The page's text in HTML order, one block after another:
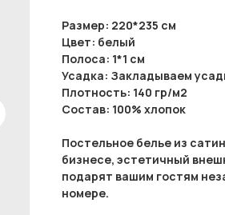
Размер: 220*235 см
Цвет: белый
Полоса: 1*1 см
Усадка: Закладываем
Плотность: 140 гр/м2
Состав: 100% хлопок
Постельное белье из
бизнесе, эстетичный
подарят вашим гостям
номере.